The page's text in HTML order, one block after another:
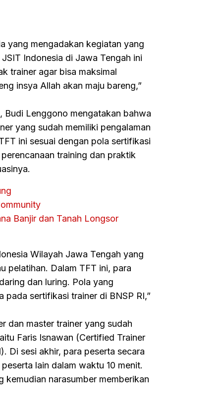
yang mengadakan kegiatan yang
Indonesia di Jawa Tengah ini
trainer agar bisa maksimal
insya Allah akan maju bareng,”
Budi Lenggono mengatakan bahwa
yang sudah memiliki pengalaman
ini sesuai dengan pola sertifikasi
training dan praktik
Banjir dan Tanah Longsor
Wilayah Jawa Tengah yang
pelatihan. Dalam TFT ini, para
dan luring. Pola yang
sertifikasi trainer di BNSP RI,”
dan master trainer yang sudah
Faris Isnawan (Certified Trainer
Di sesi akhir, para peserta secara
lain dalam waktu 10 menit.
kemudian narasumber memberikan